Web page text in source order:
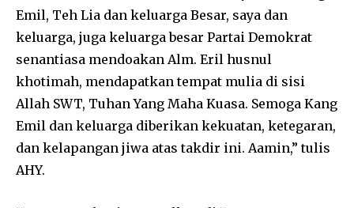
Emil, Teh Lia dan keluarga Besar, saya dan
keluarga, juga keluarga besar Partai Demokrat
senantiasa mendoakan Alm. Eril husnul
khotimah, mendapatkan tempat mulia di sisi
Allah SWT, Tuhan Yang Maha Kuasa. Semoga Kang
Emil dan keluarga diberikan kekuatan, ketegaran,
dan kelapangan jiwa atas takdir ini. Aamin,” tulis
AHY.